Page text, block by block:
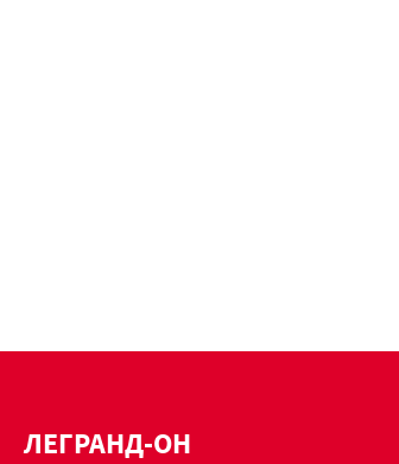
ЛЕГРАНД-ОН